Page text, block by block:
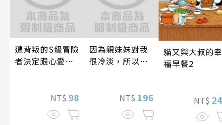
遭背叛的S級冒險
者決定跟心愛的
NT$ 98
因為親妹妹對我
很冷淡，所以只
NT$ 196
貓又與大叔的幸
福早餐2
NT$